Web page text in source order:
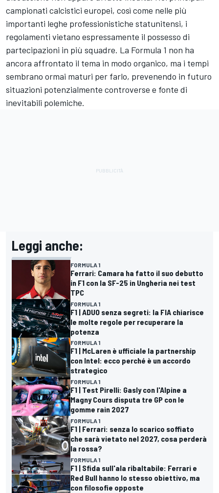
campionati calcistici europei, così come nelle più
importanti leghe professionistiche statunitensi, i
regolamenti vietano espressamente il possesso di
partecipazioni in più squadre. La Formula 1 non ha
ancora affrontato il tema in modo organico, ma i tempi
sembrano ormai maturi per farlo, prevenendo in futuro
situazioni potenzialmente controverse e fonte di
inevitabili polemiche.
Leggi anche:
FORMULA 1
Ferrari: Camara ha fatto il suo debutto
in F1 con la SF-25 in Ungheria nei test
TPC
FORMULA 1
F1 | ADUO senza segreti: la FIA chiarisce
le molte regole per recuperare la
potenza
FORMULA 1
F1 | McLaren è ufficiale la partnership
con Intel: ecco perché è un accordo
strategico
FORMULA 1
F1 | Test Pirelli: Gasly con l'Alpine a
Magny Cours disputa tre GP con le
gomme rain 2027
FORMULA 1
F1 | Ferrari: senza lo scarico soffiato
che sarà vietato nel 2027, cosa perderà
la rossa?
FORMULA 1
F1 | Sfida sull'ala ribaltabile: Ferrari e
Red Bull hanno lo stesso obiettivo, ma
con filosofie opposte